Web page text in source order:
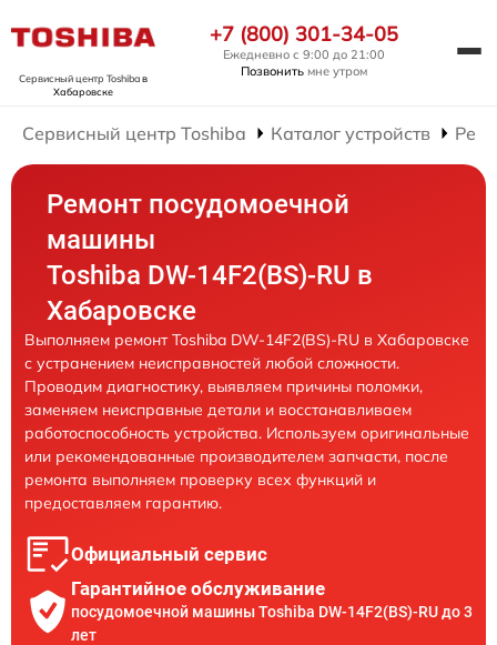
Сервисный центр Toshibaв
Хабаровске
+7 (800) 301-34-05
Ежедневно с 9:00 до 21:00
Позвонить мне утром
Сервисный центр Toshiba Каталог устройств
Ремонт посудомоечной
машины
Toshiba DW-14F2(BS)-RU в
Хабаровске
Выполняем ремонт Toshiba DW-14F2(BS)-RU в Хабаровске
с устранением неисправностей любой сложности.
Проводим диагностику, выявляем причины поломки,
заменяем неисправные детали и восстанавливаем
работоспособность устройства. Используем оригинальные
или рекомендованные производителем запчасти, после
ремонта выполняем проверку всех функций и
предоставляем гарантию.
Официальный сервис
Гарантийное обслуживание
посудомоечной машины Toshiba DW-14F2(BS)-RU до 3
лет